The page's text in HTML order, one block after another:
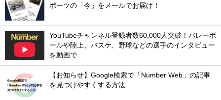
ポーツの「今」をメールでお届け！
YouTubeチャンネル登録者数60,000人突破！バレーボ
ールや陸上、バスケ、野球などの選手のインタビュー
を動画で
【お知らせ】Google検索で「Number Web」の記事
を見つけやすくする方法